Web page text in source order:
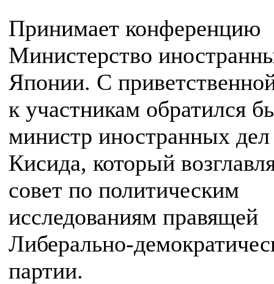
Принимает конференцию
Министерство
Японии. С
к участникам обратился
министр иностранных
Кисида, который
совет по политическим
исследованиям правящей
Либерально-
партии.